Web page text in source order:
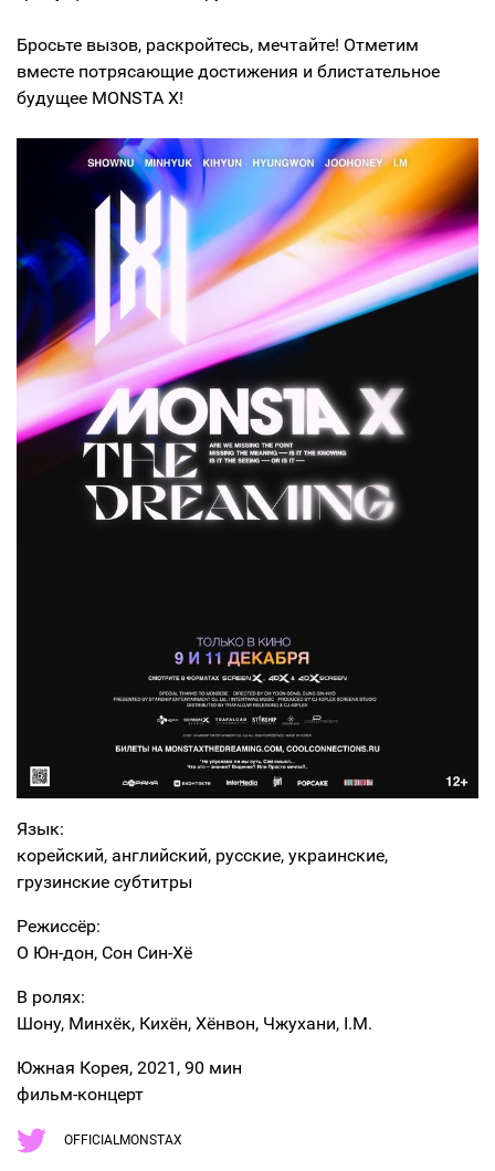
Бросьте вызов, раскройтесь, мечтайте! Отметим
вместе потрясающие достижения и блистательное
будущее MONSTA X!
Язык:
корейский, английский, русские, украинские,
грузинские субтитры
Режиссёр:
О Юн-дон, Сон Син-Хё
В ролях:
Шону, Минхёк, Кихён, Хёнвон, Чжухани, I.M.
Южная Корея, 2021, 90 мин
фильм-концерт
OFFICIALMONSTAX